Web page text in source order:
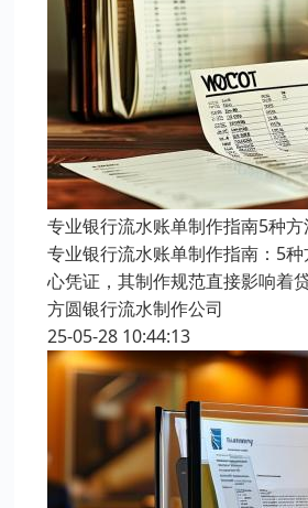
专业银行流水账单制作指南5种
专业银行流水账单制作指南：5
心凭证，其制作规范直接影响着
方圆银行流水制作公司
25-05-28 10:44:13